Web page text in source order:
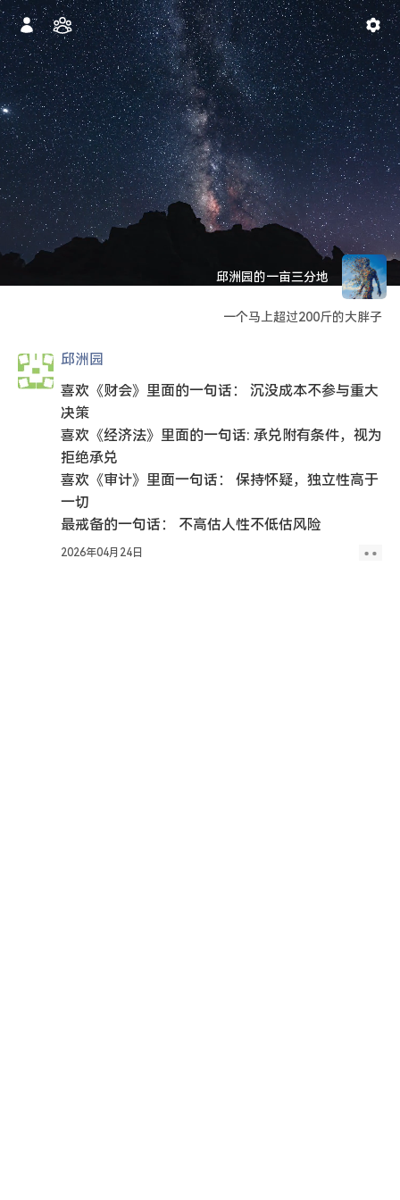
邱洲园的一亩三分地
一个马上超过200斤的大胖子
邱洲园
喜欢《财会》里面的一句话： 沉没成本不参与重大
决策
喜欢《经济法》里面的一句话: 承兑附有条件，视为
拒绝承兑
喜欢《审计》里面一句话： 保持怀疑，独立性高于
一切
最戒备的一句话： 不高估人性不低估风险
2026年04月24日